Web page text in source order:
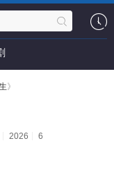
》
2026
6